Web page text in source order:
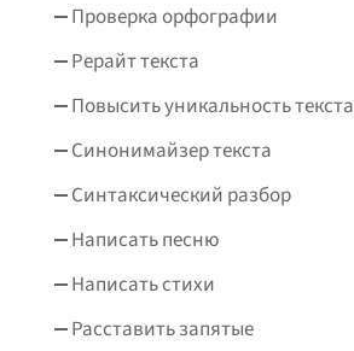
Проверка орфографии
Рерайт текста
Повысить уникальность текста
Синонимайзер текста
Синтаксический разбор
Написать песню
Написать стихи
Расставить запятые